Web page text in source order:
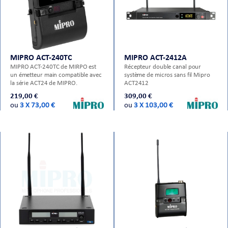
MIPRO ACT-240TC
MIPRO ACT-240TC de MIRPO est
un émetteur main compatible avec
la série ACT24 de MIPRO.
219,00 €
ou 3 X 73,00 €
MIPRO ACT-2412A
Récepteur double canal pour
système de micros sans fil Mipro
ACT2412
309,00 €
ou 3 X 103,00 €